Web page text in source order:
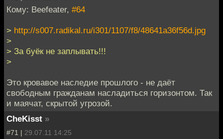
Кому: Beefeater, #64
> http://s007.radikal.ru/i301/1107/f8/48641a36f56d.jpg
>
> За буёк не заплывать!!!
>
Это кровавое наследие прошлого - не даёт
свободным гражданам насладиться горизонтом. Так
и маячат, скрытой угрозой.
CheKisst »
#71 | 29.07.11 14:25